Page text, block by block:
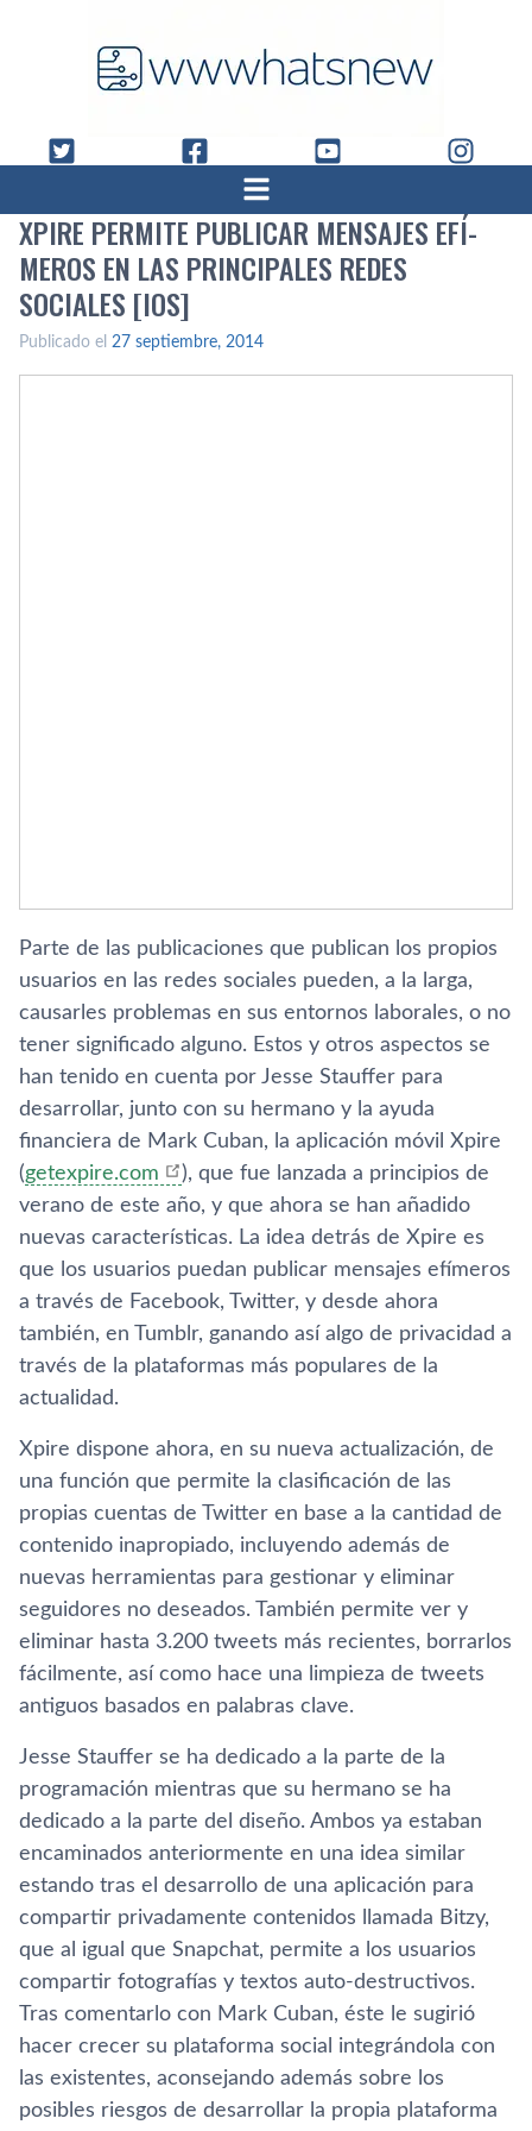
XPIRE PERMITE PUBLICAR MENSAJES EFÍ­
MEROS EN LAS PRINCIPALES REDES
SOCIALES [IOS]
Publicado el 27 septiembre, 2014
Parte de las publicaciones que publican los propios
usuarios en las redes sociales pueden, a la larga,
causarles problemas en sus entornos laborales, o no
tener significado alguno. Estos y otros aspectos se
han tenido en cuenta por Jesse Stauffer para
desarrollar, junto con su hermano y la ayuda
financiera de Mark Cuban, la aplicación móvil Xpire
(getexpire.com
), que fue lanzada a principios de
verano de este año, y que ahora se han añadido
nuevas caracterí­sticas. La idea detrás de Xpire es
que los usuarios puedan publicar mensajes efí­meros
a través de Facebook, Twitter, y desde ahora
también, en Tumblr, ganando así­ algo de privacidad a
través de la plataformas más populares de la
actualidad.
Xpire dispone ahora, en su nueva actualización, de
una función que permite la clasificación de las
propias cuentas de Twitter en base a la cantidad de
contenido inapropiado, incluyendo además de
nuevas herramientas para gestionar y eliminar
seguidores no deseados. También permite ver y
eliminar hasta 3.200 tweets más recientes, borrarlos
fácilmente, así­ como hace una limpieza de tweets
antiguos basados en palabras clave.
Jesse Stauffer se ha dedicado a la parte de la
programación mientras que su hermano se ha
dedicado a la parte del diseño. Ambos ya estaban
encaminados anteriormente en una idea similar
estando tras el desarrollo de una aplicación para
compartir privadamente contenidos llamada Bitzy,
que al igual que Snapchat, permite a los usuarios
compartir fotografí­as y textos auto-destructivos.
Tras comentarlo con Mark Cuban, éste le sugirió
hacer crecer su plataforma social integrándola con
las existentes, aconsejando además sobre los
posibles riesgos de desarrollar la propia plataforma